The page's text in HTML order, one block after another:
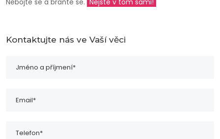
Nebojte se a braňte se. Nejste v tom sami!
Kontaktujte nás ve Vaší věci